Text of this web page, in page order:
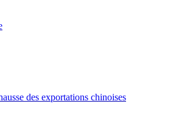
des exportations chinoises